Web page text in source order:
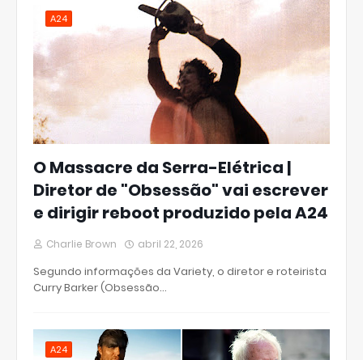
A24
O Massacre da Serra-Elétrica |
Diretor de "Obsessão" vai escrever
e dirigir reboot produzido pela A24
Charlie Brown abril 22, 2026
Segundo informações da Variety, o diretor e roteirista
Curry Barker (Obsessão…
A24